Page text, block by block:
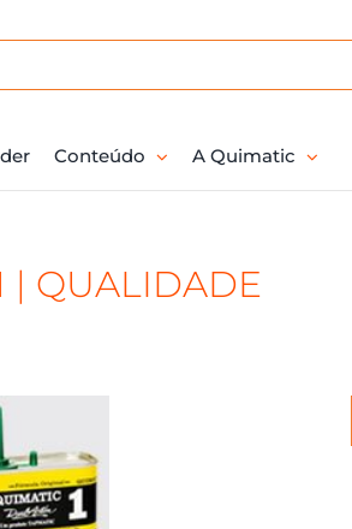
Conteúdo A Quimatic
| QUALIDADE